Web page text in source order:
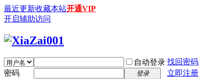
最近更新收藏本站开通VIP
开启辅助访问
自动登录 找回密码
密码
登录
立即注册